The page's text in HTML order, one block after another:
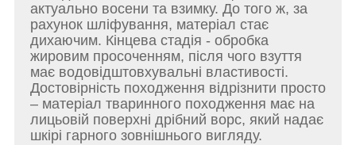
актуально восени та взимку. До того ж, за
рахунок шліфування, матеріал стає
дихаючим. Кінцева стадія - обробка
жировим просоченням, після чого взуття
має водовідштовхувальні властивості.
Достовірність походження відрізнити просто
– матеріал тваринного походження має на
лицьовій поверхні дрібний ворс, який надає
шкірі гарного зовнішнього вигляду.